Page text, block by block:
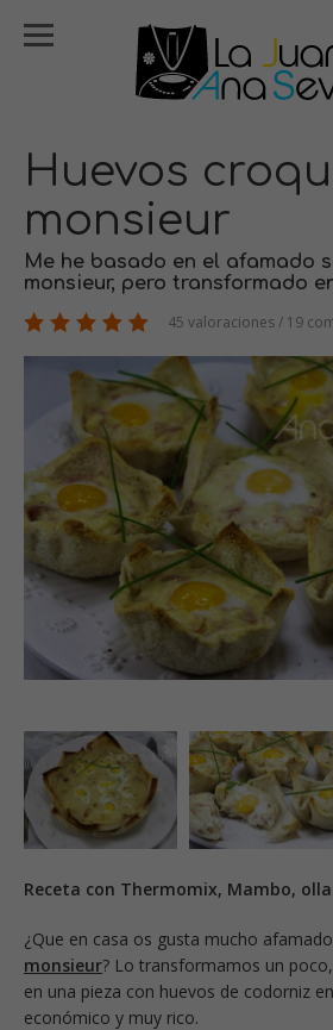
Huevos
monsieur
Me he basado en el afamado
monsieur, pero transformado
45 valoraciones / 19
Receta con Thermomix, Mambo,
¿Que en casa os gusta mucho
monsieur? Lo transformamos un
en una pieza con huevos de codorniz
económico y muy rico.